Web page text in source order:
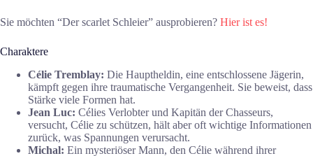
Sie möchten “Der scarlet Schleier” ausprobieren? Hier ist es!
Charaktere
Célie Tremblay: Die Hauptheldin, eine entschlossene Jägerin,
kämpft gegen ihre traumatische Vergangenheit. Sie beweist, dass
Stärke viele Formen hat.
Jean Luc: Célies Verlobter und Kapitän der Chasseurs,
versucht, Célie zu schützen, hält aber oft wichtige Informationen
zurück, was Spannungen verursacht.
Michal: Ein mysteriöser Mann, den Célie während ihrer